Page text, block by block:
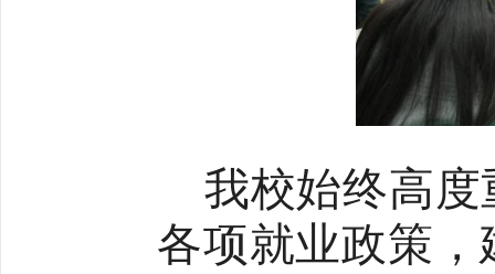
我校始终高度
各项就业政策